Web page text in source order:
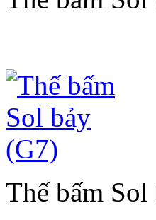
Thế bấm